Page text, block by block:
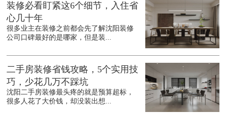
装修必看盯紧这6个细节，入住省
心几十年
很多业主在装修之前都会先了解沈阳装修
公司口碑最好的是哪家，但是装...
二手房装修省钱攻略，5个实用技
巧，少花几万不踩坑
沈阳二手房装修最头疼的就是预算超标，
很多人花了大价钱，却没装出想...